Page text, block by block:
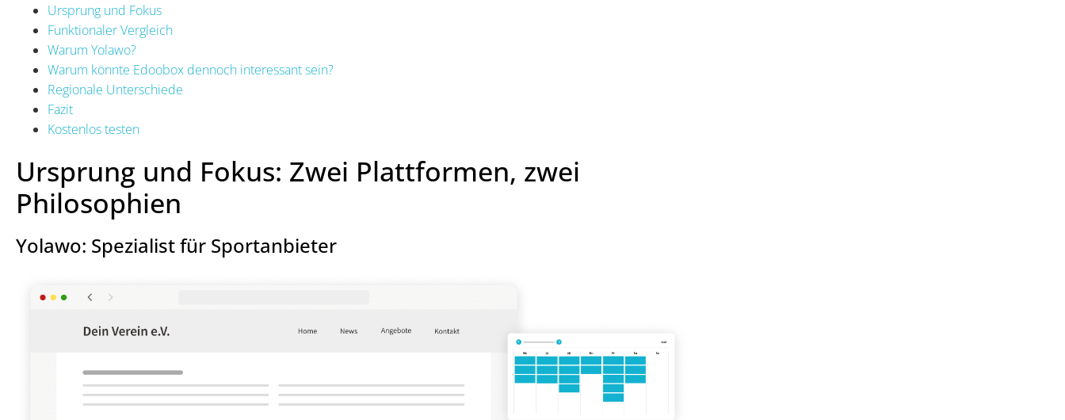
Ursprung und Fokus
Funktionaler Vergleich
Warum Yolawo?
Warum könnte Edoobox dennoch interessant sein?
Regionale Unterschiede
Fazit
Kostenlos testen
Ursprung und Fokus: Zwei Plattformen, zwei
Philosophien
Yolawo: Spezialist für Sportanbieter